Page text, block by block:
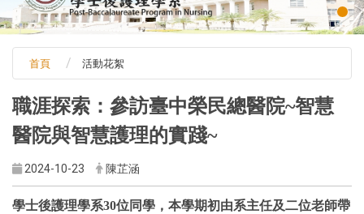
首頁 活動花絮
職涯探索：參訪臺中榮民總醫院~智慧
醫院與智慧護理的實踐~
2024-10-23 陳芷涵
學士後護理學系30位同學，本學期初由系主任及二位老師帶